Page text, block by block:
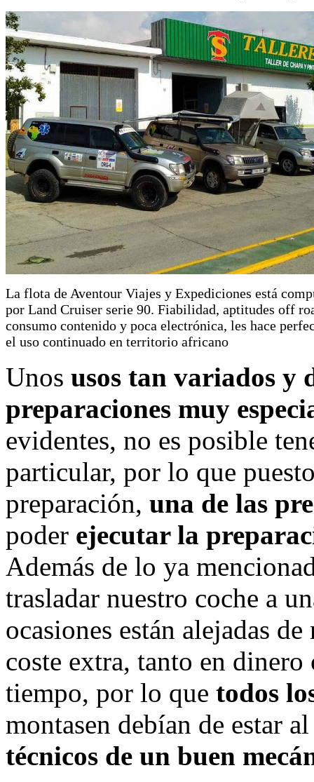
La flota de Aventour Viajes y Expediciones está
por Land Cruiser serie 90. Fiabilidad, aptitudes off
consumo contenido y poca electrónica, les hace
el uso continuado en territorio africano
Unos usos tan variados y
preparaciones muy
evidentes, no es posible
particular, por lo que
preparación, una de las
poder ejecutar la
Además de lo ya
trasladar nuestro coche a
ocasiones están alejadas
coste extra, tanto en
tiempo, por lo que todos
montasen debían de estar
técnicos de un buen